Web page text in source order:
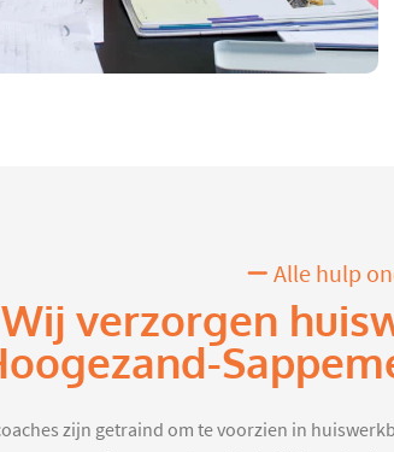
Alle hulp
Wij verzorgen
zijn getraind om te voorzien in